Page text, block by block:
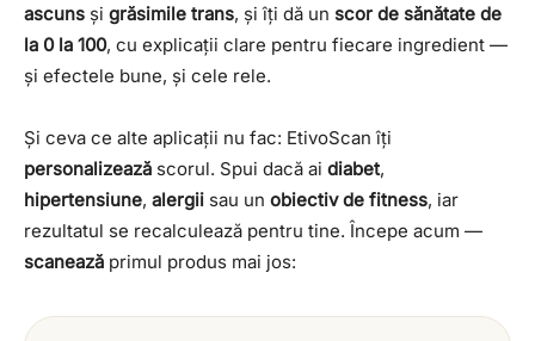
ascuns și grăsimile trans, și îți dă un scor de sănătate de
la 0 la 100, cu explicații clare pentru fiecare ingredient —
și efectele bune, și cele rele.
Și ceva ce alte aplicații nu fac: EtivoScan îți
personalizează scorul. Spui dacă ai diabet,
hipertensiune, alergii sau un obiectiv de fitness, iar
rezultatul se recalculează pentru tine. Începe acum —
scanează primul produs mai jos: